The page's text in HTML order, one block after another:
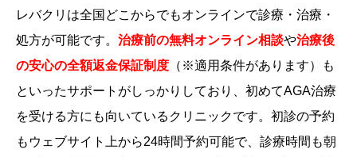
レバクリは全国どこからでもオンラインで診療・治療・
処方が可能です。 治療前の無料オンライン相談や治療後
の安心の全額返金保証制度 （ ※適用条件があります）も
といったサポートがしっかりしており、初めてAGA治療
を受ける方にも向いているクリニックです。初診の予約
もウェブサイト上から24時間予約可能で、診療時間も朝